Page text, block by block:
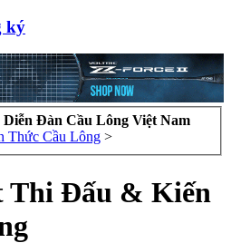
ký
Đàn Cầu Lông Việt Nam
Thức Cầu Lông >
Thi Đấu & Kiến